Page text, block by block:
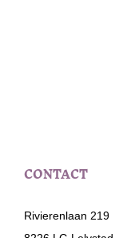
CONTACT
Rivierenlaan 219